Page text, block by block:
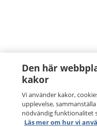
Den här
kakor
Vi använder kakor,
upplevelse,
nödvändig funktionalitet
Läs mer om hur vi